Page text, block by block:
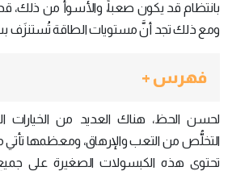
بانتظام قد يكون صعباً، والأسوأ من ذلك،
ومع ذلك تجد أنَّ مستويات الطاقة تُستنزَف
فهرس +
لحسن الحظ، هناك العديد من الخيارات
التخلُّص من التعب والإرهاق، ومعظمها تأتي
تحتوي هذه الكبسولات الصغيرة على جميع